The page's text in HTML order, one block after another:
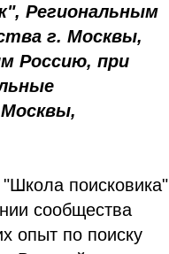
Региональным
г. Москвы,
Россию, при
поисковика"
сообщества
опыт по поиску